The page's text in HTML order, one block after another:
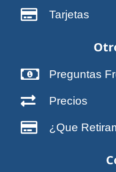
Tarjetas
Preguntas
Precios
¿Que